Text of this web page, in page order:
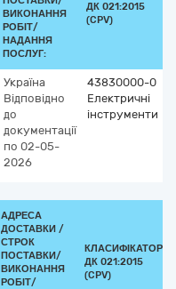
ВИКОНАННЯ
РОБІТ/
НАДАННЯ
ПОСЛУГ:
ДК 021:2015
(CPV)
Україна
Відповідно
до
документації
по 02-05-
2026
43830000-0
Електричні
інструменти
АДРЕСА
ДОСТАВКИ /
СТРОК
ПОСТАВКИ/
ВИКОНАННЯ
РОБІТ/
КЛАСИФІКАТОР
ДК 021:2015
(CPV)